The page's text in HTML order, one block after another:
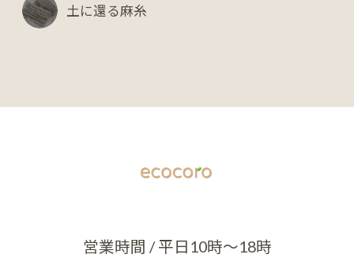
土に還る麻糸
営業時間 / 平日10時～18時